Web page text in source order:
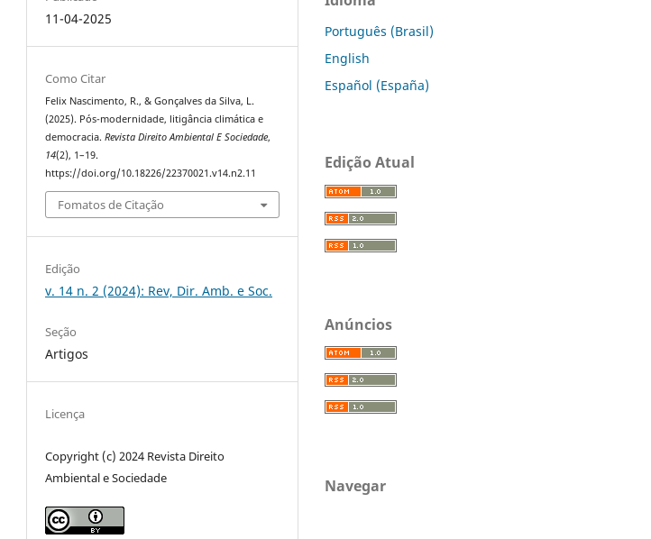
11-04-2025
Como Citar
Felix Nascimento, R., & Gonçalves da Silva, L.
(2025). Pós-modernidade, litigância climática e
democracia.Revista Direito Ambiental E Sociedade,
14(2), 1–19.
https://doi.org/10.18226/22370021.v14.n2.11
Fomatos de Citação
Edição
v. 14 n. 2 (2024): Rev, Dir. Amb. e Soc.
Seção
Artigos
Licença
Copyright (c) 2024 Revista Direito
Ambiental e Sociedade
Português (Brasil)
English
Español (España)
Edição Atual
Anúncios
Navegar